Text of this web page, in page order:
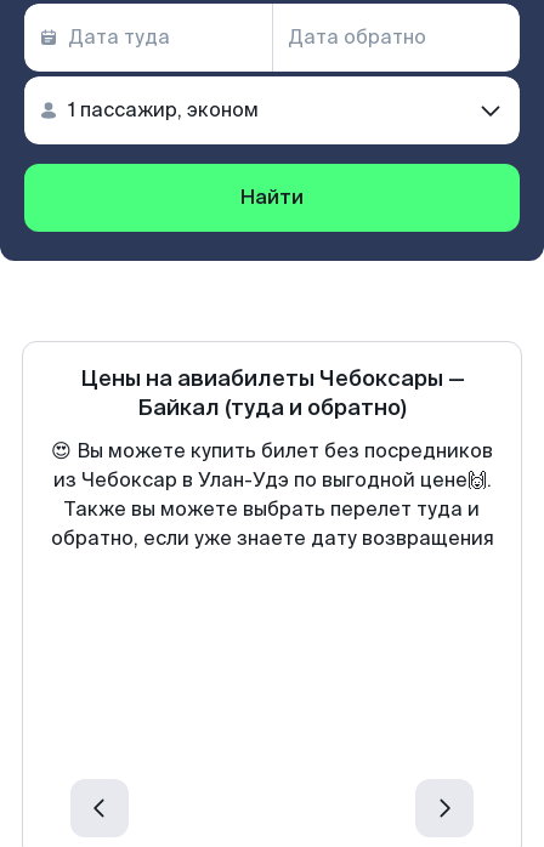
Найти
Цены на авиабилеты Чебоксары —
Байкал (туда и обратно)
😍 Вы можете купить билет без посредников
из Чебоксар в Улан-Удэ по выгодной цене🙌.
Также вы можете выбрать перелет туда и
обратно, если уже знаете дату возвращения